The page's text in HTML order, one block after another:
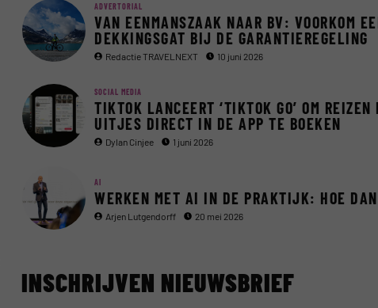
ADVERTORIAL
VAN EENMANSZAAK NAAR BV: VOORKOM
DEKKINGSGAT BIJ DE GARANTIEREGELING
Redactie TRAVELNEXT 10 juni 2026
SOCIAL MEDIA
TIKTOK LANCEERT ‘TIKTOK GO’ OM REIZEN
UITJES DIRECT IN DE APP TE BOEKEN
Dylan Cinjee 1 juni 2026
AI
WERKEN MET AI IN DE PRAKTIJK: HOE
Arjen Lutgendorff 20 mei 2026
INSCHRIJVEN NIEUWSBRIEF